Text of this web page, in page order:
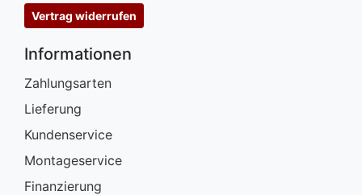
Vertrag widerrufen
Informationen
Zahlungsarten
Lieferung
Kundenservice
Montageservice
Finanzierung